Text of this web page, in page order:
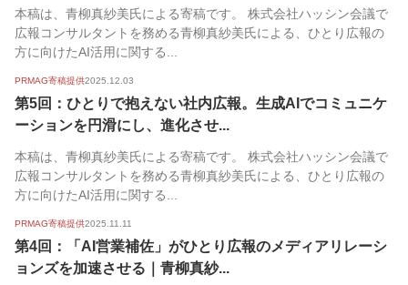
本稿は、青柳真紗美氏による寄稿です。 株式会社ハッシン会議で
広報コンサルタントを務める青柳真紗美氏による、ひとり広報の
方に向けたAI活用に関する...
PRMAG寄稿提供2025.12.03
第5回：ひとりで抱えない社内広報。生成AIでコミュニケ
ーションを円滑にし、進化させ...
本稿は、青柳真紗美氏による寄稿です。 株式会社ハッシン会議で
広報コンサルタントを務める青柳真紗美氏による、ひとり広報の
方に向けたAI活用に関する...
PRMAG寄稿提供2025.11.11
第4回：「AI営業補佐」がひとり広報のメディアリレーシ
ョンズを加速させる｜青柳真紗...